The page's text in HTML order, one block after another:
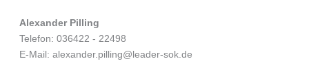
Alexander Pilling
Telefon: 036422 - 22498
E-Mail: alexander.pilling@leader-sok.de